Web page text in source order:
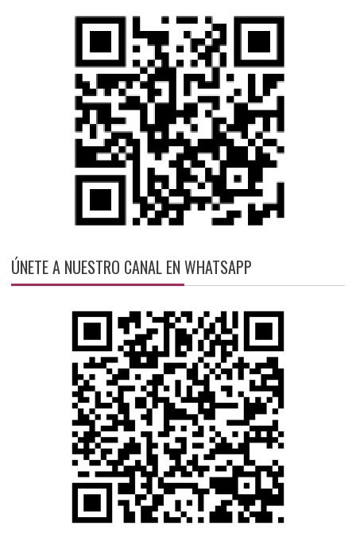
ÚNETE A NUESTRO CANAL EN WHATSAPP